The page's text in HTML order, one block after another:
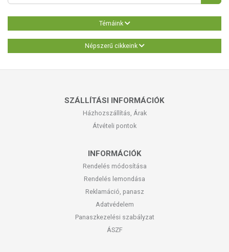
Témáink
Népszerű cikkeink
SZÁLLÍTÁSI INFORMÁCIÓK
Házhozszállítás, Árak
Átvételi pontok
INFORMÁCIÓK
Rendelés módosítása
Rendelés lemondása
Reklamáció, panasz
Adatvédelem
Panaszkezelési szabályzat
ÁSZF